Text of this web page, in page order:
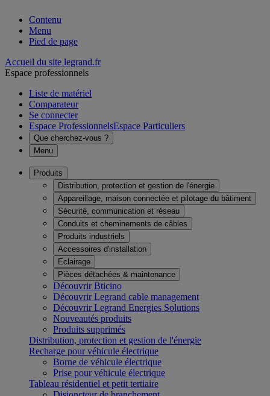
Contenu
Menu
Pied de page
Accueil du site legrand.fr
Espace professionnels
Liste de matériel
Comparateur
Se connecter
Espace ProfessionnelsEspace Particuliers
Que cherchez-vous ?
Menu
Produits
Distribution, protection et gestion de l'énergie
Appareillage, maison connectée et pilotage du bâtiment
Sécurité, communication et réseau
Conduits et cheminements de câbles
Produits industriels
Accessoires d'installation
Eclairage
Pièces détachées & maintenance
Découvrir Bticino
Découvrir Legrand cable management
Découvrir Legrand Energies Solutions
Nouveautés produits
Produits supprimés
Distribution, protection et gestion de l'énergie
Recharge pour véhicule électrique
Borne de véhicule électrique
Prise pour véhicule électrique
Tableau résidentiel et petit tertiaire